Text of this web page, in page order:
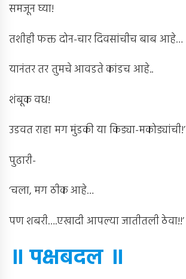
समजून घ्या!
तशीही फक्त दोन-चार दिवसांचीच बाब आहे…
यानंतर तर तुमचे आवडते कांडच आहे..
शंबूक वध!
उडवत राहा मग मुंडकी या किड्या-मकोड्यांची!’
पुढारी-
‘चला, मग ठीक आहे…
पण शबरी….एखादी आपल्या जातीतली ठेवा!!’
॥ पक्षबदल ॥